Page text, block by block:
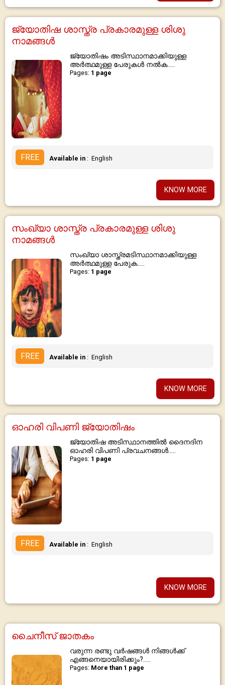
ജ്യോതിഷ ശാസ്ത്ര പ്രകാരമുള്ള ശിശു
നാമങ്ങൾ
ജ്യോതിഷം അടിസ്ഥാനമാക്കിയുള്ള
അർത്ഥമുള്ള പേരുകൾ നൽക.....
Pages: 1 page
FREE Available in : English
KNOW MORE
സംഖ്യാ ശാസ്ത്ര പ്രകാരമുള്ള ശിശു
നാമങ്ങൾ
സംഖ്യാ ശാസ്ത്രമടിസ്ഥാനമാക്കിയുള്ള
അർത്ഥമുള്ള പേരുക.....
Pages: 1 page
FREE Available in : English
KNOW MORE
ഓഹരി വിപണി ജ്യോതിഷം
ജ്യോതിഷ അടിസ്ഥാനത്തിൽ ദൈനദിന
ഓഹരി വിപണി പ്രവചനങ്ങൾ.....
Pages: 1 page
FREE Available in : English
KNOW MORE
ചൈനീസ് ജാതകം
വരുന്ന രണ്ടു വർഷങ്ങൾ നിങ്ങൾക്ക്
എങ്ങനെയായിരിക്കും?.....
Pages: More than 1 page